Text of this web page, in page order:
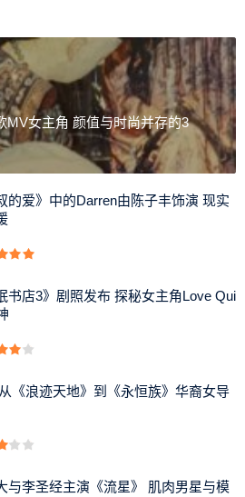
》，变态悬疑的剧情令观众感到惊
期待。等待新一季来临的同时，带
（Victoria Pedretti饰演），也可重
MV女主角 颜值与时尚并存的3
的爱》中的Darren由陈子丰饰演 现实
书店3》剧照发布 探秘女主角Love Qui
《浪迹天地》到《永恒族》华裔女导
与李圣经主演《流星》 肌肉男星与模